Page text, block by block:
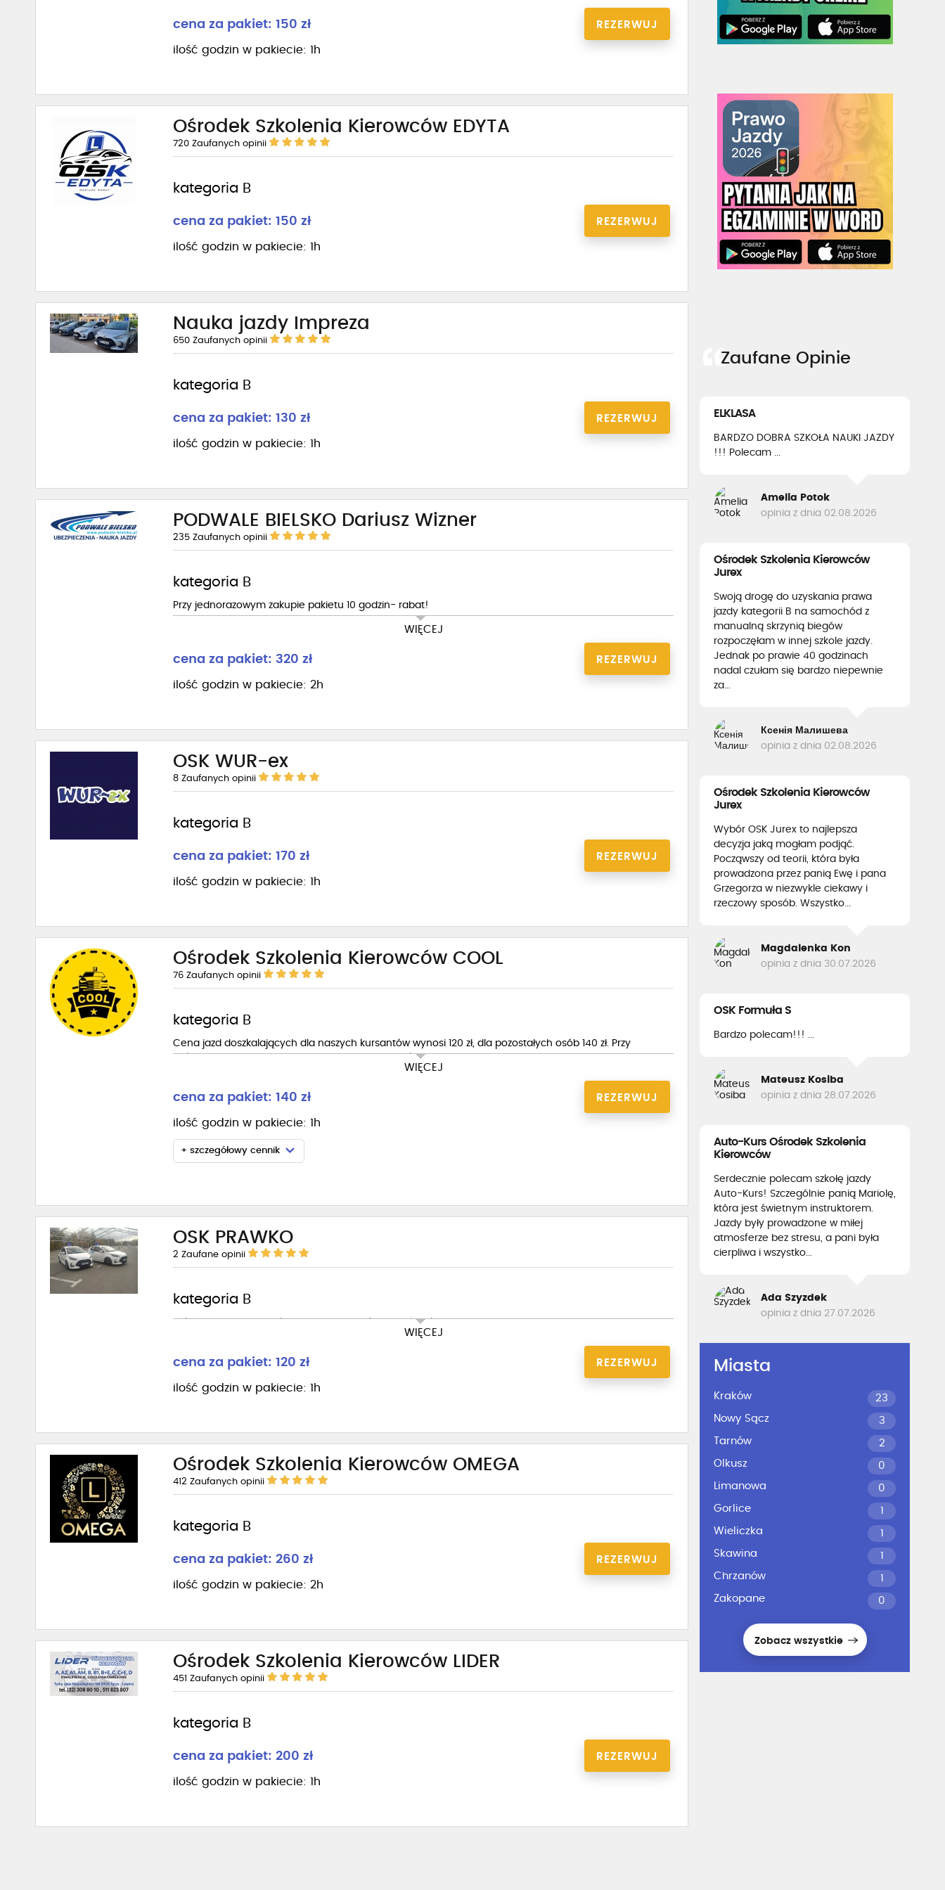
cena za pakiet: 150 zł
ilość godzin w pakiecie: 1h
REZERWUJ
Ośrodek Szkolenia Kierowców EDYTA
720 Zaufanych opinii
kategoria B
cena za pakiet: 150 zł
ilość godzin w pakiecie: 1h
REZERWUJ
Nauka jazdy Impreza
650 Zaufanych opinii
kategoria B
cena za pakiet: 130 zł
ilość godzin w pakiecie: 1h
REZERWUJ
PODWALE BIELSKO Dariusz Wizner
235 Zaufanych opinii
kategoria B
WIĘCEJ
Przy jednorazowym zakupie pakietu 10 godzin- rabat!
cena za pakiet: 320 zł
ilość godzin w pakiecie: 2h
REZERWUJ
OSK WUR-ex
8 Zaufanych opinii
kategoria B
cena za pakiet: 170 zł
ilość godzin w pakiecie: 1h
REZERWUJ
Ośrodek Szkolenia Kierowców COOL
76 Zaufanych opinii
kategoria B
WIĘCEJ
Cena jazd doszkalających dla naszych kursantów wynosi 120 zł, dla pozostałych osób 140 zł. Przy
wykupieniu minimum 10 godzin -10 % od ceny całkowitej.
cena za pakiet: 140 zł
ilość godzin w pakiecie: 1h
REZERWUJ
+ szczegółowy cennik
OSK PRAWKO
2 Zaufane opinii
kategoria B
WIĘCEJ
Pakiet 10 godzin dodatkowych płatne z góry 1100 zl na konto OSK
cena za pakiet: 120 zł
ilość godzin w pakiecie: 1h
REZERWUJ
Ośrodek Szkolenia Kierowców OMEGA
412 Zaufanych opinii
kategoria B
cena za pakiet: 260 zł
ilość godzin w pakiecie: 2h
REZERWUJ
Ośrodek Szkolenia Kierowców LIDER
451 Zaufanych opinii
kategoria B
cena za pakiet: 200 zł
ilość godzin w pakiecie: 1h
REZERWUJ
Zaufane Opinie
ELKLASA
BARDZO DOBRA SZKOŁA NAUKI JAZDY
!!! Polecam ...
Amelia Potok
opinia z dnia 02.08.2026
Ośrodek Szkolenia Kierowców
Jurex
Swoją drogę do uzyskania prawa
jazdy kategorii B na samochód z
manualną skrzynią biegów
rozpoczęłam w innej szkole jazdy.
Jednak po prawie 40 godzinach
nadal czułam się bardzo niepewnie
za...
Ксенія Малишева
opinia z dnia 02.08.2026
Ośrodek Szkolenia Kierowców
Jurex
Wybór OSK Jurex to najlepsza
decyzja jaką mogłam podjąć.
Począwszy od teorii, która była
prowadzona przez panią Ewę i pana
Grzegorza w niezwykle ciekawy i
rzeczowy sposób. Wszystko...
Magdalenka Kon
opinia z dnia 30.07.2026
OSK Formuła S
Bardzo polecam!!! ...
Mateusz Kosiba
opinia z dnia 28.07.2026
Auto-Kurs Ośrodek Szkolenia
Kierowców
Serdecznie polecam szkołę jazdy
Auto-Kurs! Szczególnie panią Mariolę,
która jest świetnym instruktorem.
Jazdy były prowadzone w miłej
atmosferze bez stresu, a pani była
cierpliwa i wszystko...
Ada Szyzdek
opinia z dnia 27.07.2026
Miasta
Kraków
23
Nowy Sącz
3
Tarnów
2
Olkusz
0
Limanowa
0
Gorlice
1
Wieliczka
1
Skawina
1
Chrzanów
1
Zakopane
0
Zobacz wszystkie